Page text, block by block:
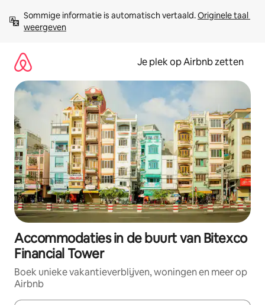
direct
naar
Sommige informatie is automatisch vertaald. Originele taal
weergeven
Je plek op Airbnb zetten
Accommodaties in de buurt van Bitexco
Financial Tower
Boek unieke vakantieverblijven, woningen en meer op
Airbnb